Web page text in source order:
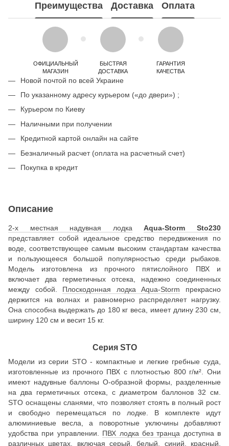
Преимущества Доставка Оплата
ОФИЦИАЛЬНЫЙ
МАГАЗИН
БЫСТРАЯ
ДОСТАВКА
ГАРАНТИЯ
КАЧЕСТВА
Новой почтой по всей Украине
По указанному адресу курьером («до двери») ;
Курьером по Киеву
Наличными при получении
Кредитной картой онлайн на сайте
Безналичный расчет (оплата на расчетный счет)
Покупка в кредит
Описание
2-х местная надувная лодка
Aqua-Storm Sto230
представляет собой идеальное средство передвижения по
воде, соответствующее самым высоким стандартам качества
и пользующееся большой популярностью среди рыбаков.
Модель изготовлена из прочного пятислойного ПВХ и
включает два герметичных отсека, надежно соединенных
между собой. Плоскодонная лодка Aqua-Storm прекрасно
держится на волнах и равномерно распределяет нагрузку.
Она способна выдержать до 180 кг веса, имеет длину 230 см,
ширину 120 см и весит 15 кг.
Серия STO
Модели из серии STO - компактные и легкие гребные суда,
изготовленные из прочного ПВХ с плотностью 800 г/м². Они
имеют надувные баллоны О-образной формы, разделенные
на два герметичных отсека, с диаметром баллонов 32 см.
STO оснащены сланями, что позволяет стоять в полный рост
и свободно перемещаться по лодке. В комплекте идут
алюминиевые весла, а поворотные уключины добавляют
удобства при управлении. ПВХ лодка без транца доступна в
различных цветах, включая серый, белый, синий, красный,